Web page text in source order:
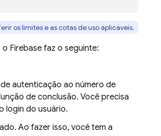
os limites e as cotas de uso aplicáveis.
o Firebase faz o seguinte:
autenticação ao número de
de conclusão. Você precisa
login do usuário.
Ao fazer isso, você tem a